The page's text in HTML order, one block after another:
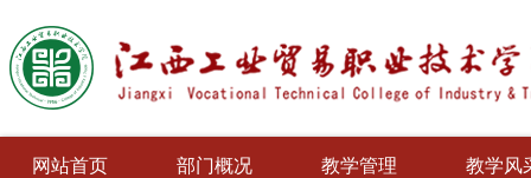
网站首页 部门概况 教学管理 教学风